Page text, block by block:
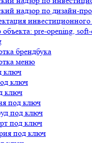
надзор по дизайн-
инвестиционного
объекта: pre-opening,
брендбука
меню
ключ
ключ
ключ
под ключ
под ключ
под ключ
под ключ